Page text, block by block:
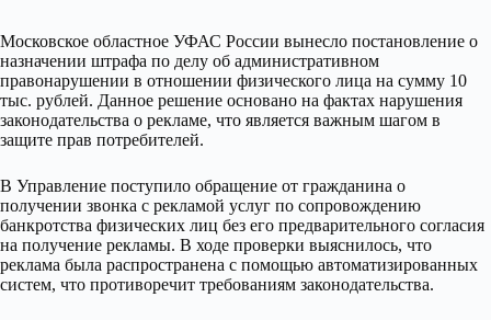
Московское областное УФАС России вынесло постановление о
назначении штрафа по делу об административном
правонарушении в отношении физического лица на сумму 10
тыс. рублей. Данное решение основано на фактах нарушения
законодательства о рекламе, что является важным шагом в
защите прав потребителей.
В Управление поступило обращение от гражданина о
получении звонка с рекламой услуг по сопровождению
банкротства физических лиц без его предварительного согласия
на получение рекламы. В ходе проверки выяснилось, что
реклама была распространена с помощью автоматизированных
систем, что противоречит требованиям законодательства.